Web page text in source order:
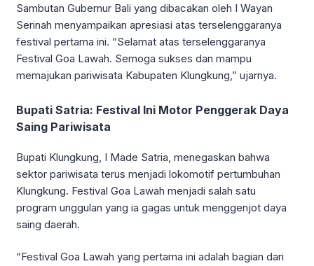
Sambutan Gubernur Bali yang dibacakan oleh I Wayan
Serinah menyampaikan apresiasi atas terselenggaranya
festival pertama ini. “Selamat atas terselenggaranya
Festival Goa Lawah. Semoga sukses dan mampu
memajukan pariwisata Kabupaten Klungkung,” ujarnya.
Bupati Satria: Festival Ini Motor Penggerak Daya
Saing Pariwisata
Bupati Klungkung, I Made Satria, menegaskan bahwa
sektor pariwisata terus menjadi lokomotif pertumbuhan
Klungkung. Festival Goa Lawah menjadi salah satu
program unggulan yang ia gagas untuk menggenjot daya
saing daerah.
“Festival Goa Lawah yang pertama ini adalah bagian dari